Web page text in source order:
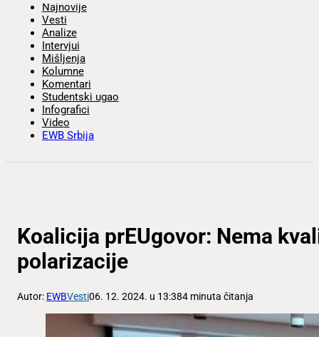
Najnovije
Vesti
Analize
Intervjui
Mišljenja
Kolumne
Komentari
Studentski ugao
Infografici
Video
EWB Srbija
Koalicija prEUgovor: Nema
polarizacije
Autor: EWBVesti06. 12. 2024. u 13:384 minuta čitanja